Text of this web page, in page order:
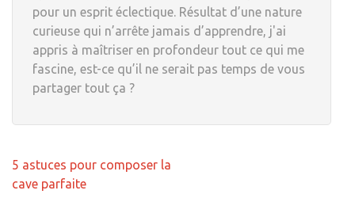
pour un esprit éclectique. Résultat d’une nature
curieuse qui n’arrête jamais d’apprendre, j'ai
appris à maîtriser en profondeur tout ce qui me
fascine, est-ce qu’il ne serait pas temps de vous
partager tout ça ?
Navigation
de
5 astuces pour composer la
cave parfaite